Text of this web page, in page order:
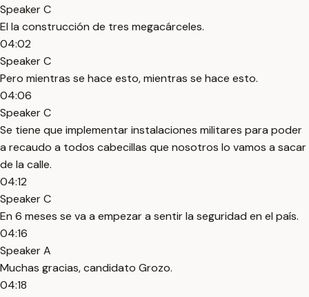
Speaker C
El la construcción de tres megacárceles.
04:02
Speaker C
Pero mientras se hace esto, mientras se hace esto.
04:06
Speaker C
Se tiene que implementar instalaciones militares para poder
a recaudo a todos cabecillas que nosotros lo vamos a sacar
de la calle.
04:12
Speaker C
En 6 meses se va a empezar a sentir la seguridad en el país.
04:16
Speaker A
Muchas gracias, candidato Grozo.
04:18